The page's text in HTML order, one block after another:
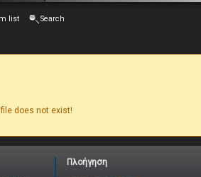
list Search
does not exist!
Πλοήγηση